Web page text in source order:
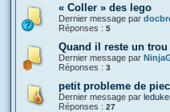
« Coller » des lego
Dernier message par
Réponses : 5
Quand il reste un
Dernier message par
Réponses : 3
petit probleme de
Dernier message par
Réponses : 27